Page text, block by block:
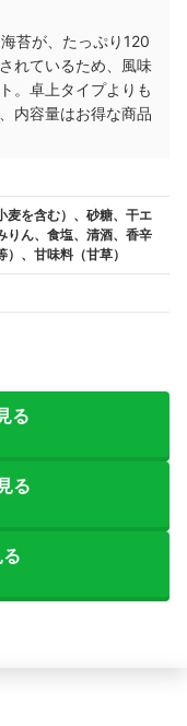
苔が、たっぷり120
れているため、風味
。卓上タイプよりも
内容量はお得な商品
麦を含む）、砂糖、干エ
りん、食塩、清酒、香辛
、甘味料（甘草）
る
る